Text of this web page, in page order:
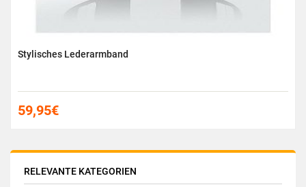
RELEVANTE KATEGORIEN
Stylisches Lederarmband
59,95€